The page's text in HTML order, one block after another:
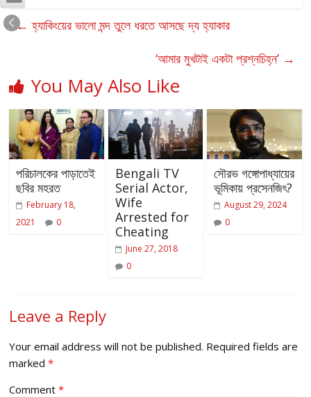
← হ্যাকিংয়ের ভালো মন্দ তুলে ধরতে আসছে দ্য হ্যাকার
‘আমার মুখটাই একটা প্রশ্নচিহ্ন’ →
You May Also Like
পরিচালকের পাড়াতেই
ছবির মহরত
February 18,
2021
0
Bengali TV
Serial Actor,
Wife
Arrested for
Cheating
June 27, 2018
0
সৌরভ গঙ্গোপাধ্যায়ের
ভূমিকায় প্রসেনজিৎ?
August 29, 2024
0
Leave a Reply
Your email address will not be published. Required fields are
marked*
Comment*